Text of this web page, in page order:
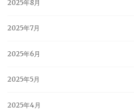
2025年8月
2025年7月
2025年6月
2025年5月
2025年4月